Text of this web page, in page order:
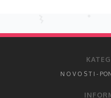
N O V O S T I -